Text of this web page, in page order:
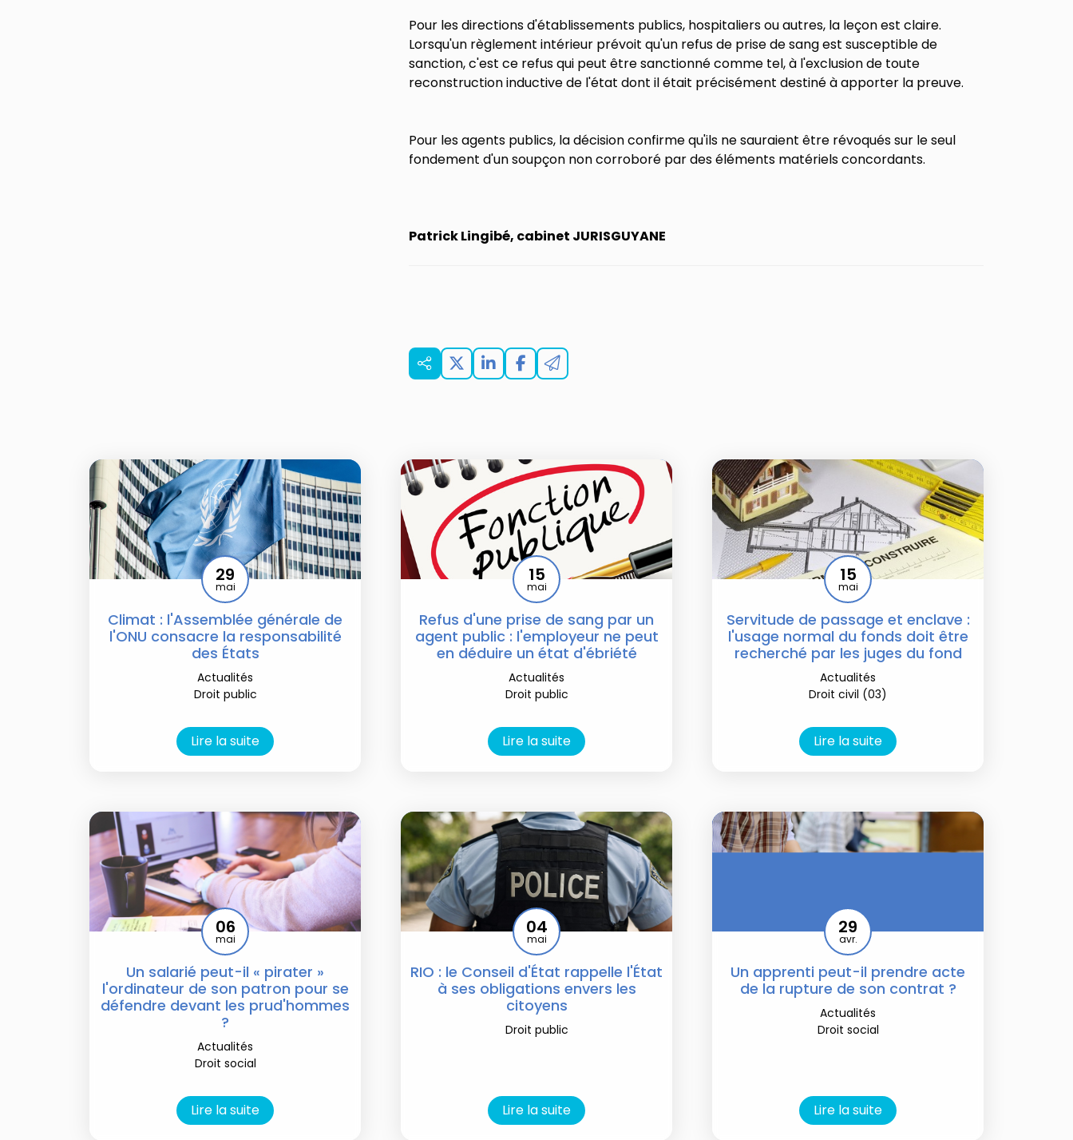
Pour les directions d'établissements publics, hospitaliers ou autres, la leçon est claire.
Lorsqu'un règlement intérieur prévoit qu'un refus de prise de sang est susceptible de
sanction, c'est ce refus qui peut être sanctionné comme tel, à l'exclusion de toute
reconstruction inductive de l'état dont il était précisément destiné à apporter la preuve.
Pour les agents publics, la décision confirme qu'ils ne sauraient être révoqués sur le seul
fondement d'un soupçon non corroboré par des éléments matériels concordants.
Patrick Lingibé, cabinet JURISGUYANE
Climat : l'Assemblée générale de
l'ONU consacre la responsabilité
des États
29
mai
Actualités
Droit public
Lire la suite
Refus d'une prise de sang par un
agent public : l'employeur ne peut
en déduire un état d'ébriété
15
mai
Actualités
Droit public
Lire la suite
Servitude de passage et enclave :
l'usage normal du fonds doit être
recherché par les juges du fond
15
mai
Actualités
Droit civil (03)
Lire la suite
Un salarié peut-il « pirater »
l'ordinateur de son patron pour se
défendre devant les prud'hommes
?
06
mai
Actualités
Droit social
Lire la suite
RIO : le Conseil d'État rappelle l'État
à ses obligations envers les
citoyens
04
mai
Droit public
Lire la suite
Un apprenti peut-il prendre acte
de la rupture de son contrat ?
29
avr.
Actualités
Droit social
Lire la suite